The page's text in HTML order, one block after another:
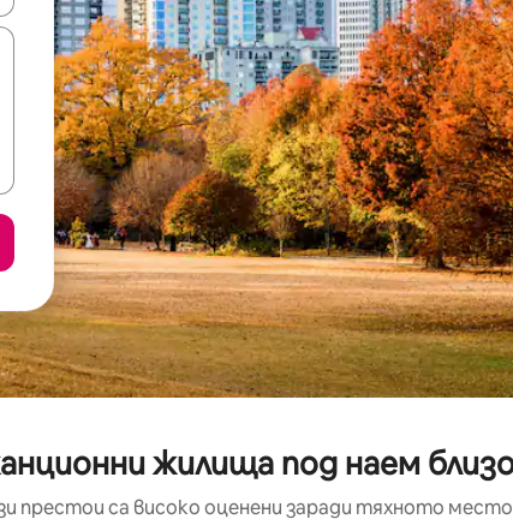
жилища под наем
престои са високо оценени заради тяхното